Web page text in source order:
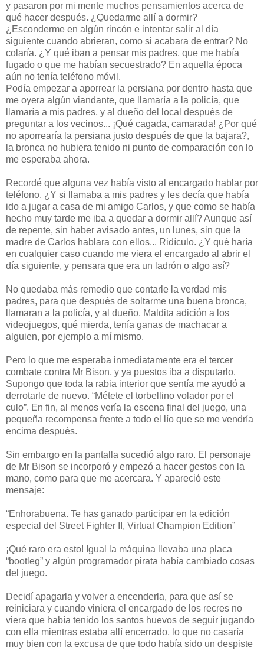
y pasaron por mi mente muchos pensamientos acerca de
qué hacer después. ¿Quedarme allí a dormir?
¿Esconderme en algún rincón e intentar salir al día
siguiente cuando abrieran, como si acabara de entrar? No
colaría. ¿Y qué iban a pensar mis padres, que me había
fugado o que me habían secuestrado? En aquella época
aún no tenía teléfono móvil.
Podía empezar a aporrear la persiana por dentro hasta que
me oyera algún viandante, que llamaría a la policía, que
llamaría a mis padres, y al dueño del local después de
preguntar a los vecinos... ¡Qué cagada, camarada! ¿Por qué
no aporrearía la persiana justo después de que la bajara?,
la bronca no hubiera tenido ni punto de comparación con lo
me esperaba ahora.
Recordé que alguna vez había visto al encargado hablar por
teléfono. ¿Y si llamaba a mis padres y les decía que había
ido a jugar a casa de mi amigo Carlos, y que como se había
hecho muy tarde me iba a quedar a dormir allí? Aunque así
de repente, sin haber avisado antes, un lunes, sin que la
madre de Carlos hablara con ellos... Ridículo. ¿Y qué haría
en cualquier caso cuando me viera el encargado al abrir el
día siguiente, y pensara que era un ladrón o algo así?
No quedaba más remedio que contarle la verdad mis
padres, para que después de soltarme una buena bronca,
llamaran a la policía, y al dueño. Maldita adición a los
videojuegos, qué mierda, tenía ganas de machacar a
alguien, por ejemplo a mí mismo.
Pero lo que me esperaba inmediatamente era el tercer
combate contra Mr Bison, y ya puestos iba a disputarlo.
Supongo que toda la rabia interior que sentía me ayudó a
derrotarle de nuevo. “Métete el torbellino volador por el
culo”. En fin, al menos vería la escena final del juego, una
pequeña recompensa frente a todo el lío que se me vendría
encima después.
Sin embargo en la pantalla sucedió algo raro. El personaje
de Mr Bison se incorporó y empezó a hacer gestos con la
mano, como para que me acercara. Y apareció este
mensaje:
“Enhorabuena. Te has ganado participar en la edición
especial del Street Fighter II, Virtual Champion Edition”
¡Qué raro era esto! Igual la máquina llevaba una placa
“bootleg” y algún programador pirata había cambiado cosas
del juego.
Decidí apagarla y volver a encenderla, para que así se
reiniciara y cuando viniera el encargado de los recres no
viera que había tenido los santos huevos de seguir jugando
con ella mientras estaba allí encerrado, lo que no casaría
muy bien con la excusa de que todo había sido un despiste